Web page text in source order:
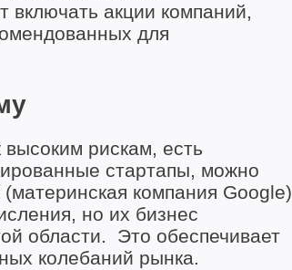
акции компаний,
для
рискам, есть
стартапы, можно
компания Google)
но их бизнес
области. Это обеспечивает
колебаний рынка.